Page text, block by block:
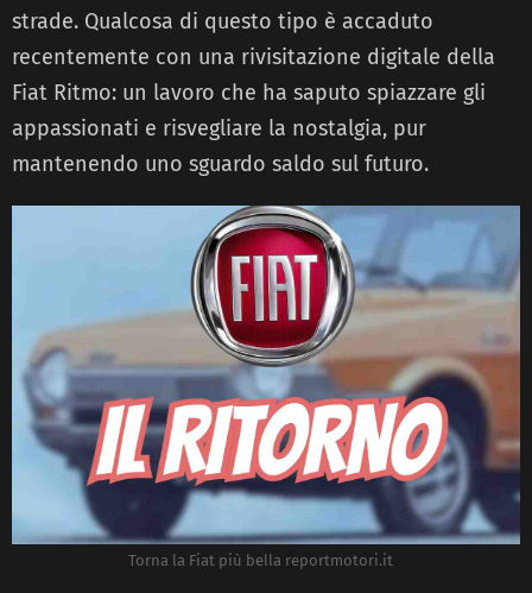
strade. Qualcosa di questo tipo è accaduto
recentemente con una rivisitazione digitale della
Fiat Ritmo: un lavoro che ha saputo spiazzare gli
appassionati e risvegliare la nostalgia, pur
mantenendo uno sguardo saldo sul futuro.
Torna la Fiat più bella reportmotori.it